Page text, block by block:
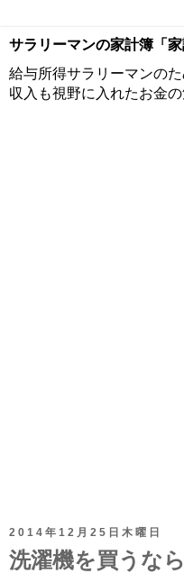
サラリーマンの家計簿「家
給与所得サラリーマンの
収入も視野に入れたお金
2014年12月25日木曜日
洗濯機を買うな